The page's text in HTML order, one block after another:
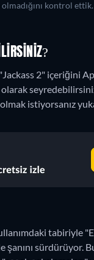
kontrol ettik.
2" içeriğini
istiyorsanız
tabiriyle
şanını sürdürüyor.